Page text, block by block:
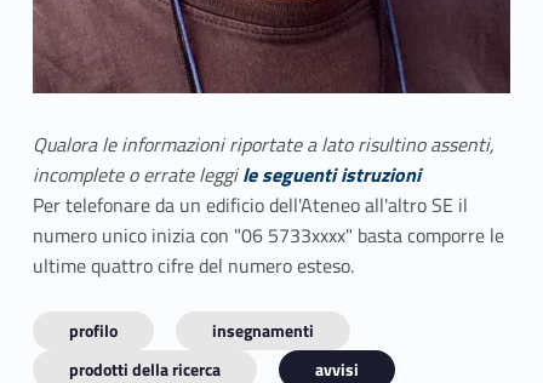
Qualora le informazioni riportate a lato risultino assenti,
incomplete o errate leggile seguenti istruzioni
Per telefonare da un edificio dell'Ateneo all'altro SE il
numero unico inizia con "06 5733xxxx" basta comporre le
ultime quattro cifre del numero esteso.
profilo
insegnamenti
prodotti della ricerca
avvisi